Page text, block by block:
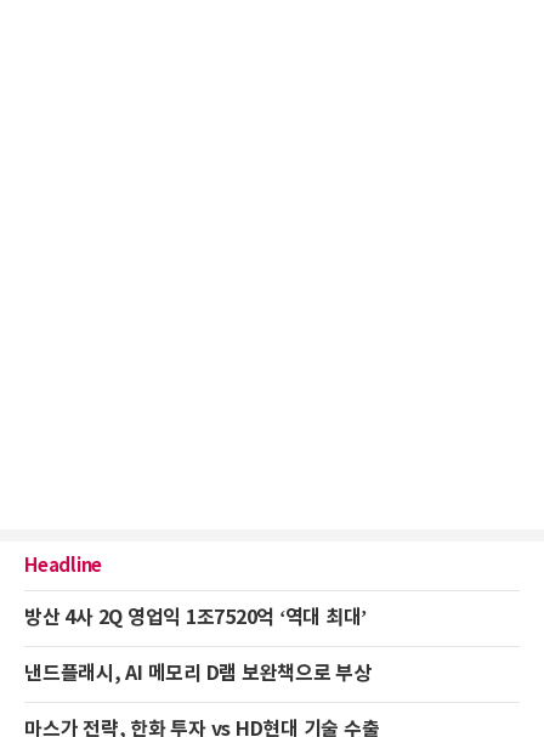
Headline
방산 4사 2Q 영업익 1조7520억 ‘역대 최대’
낸드플래시, AI 메모리 D램 보완책으로 부상
마스가 전략, 한화 투자 vs HD현대 기술 수출